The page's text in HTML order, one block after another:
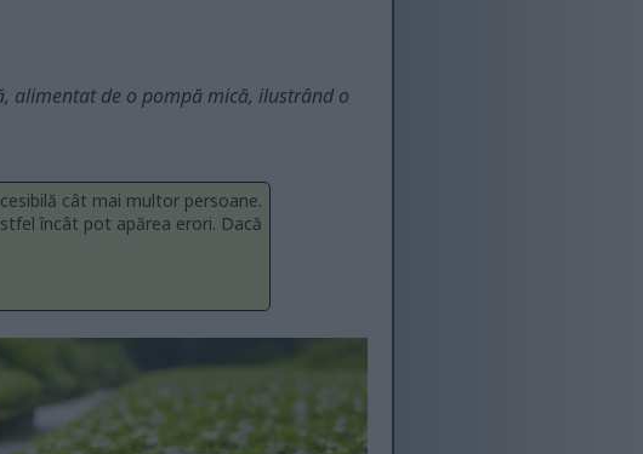
alimentat de o pompă mică, ilustrând o
cât mai multor persoane.
încât pot apărea erori. Dacă